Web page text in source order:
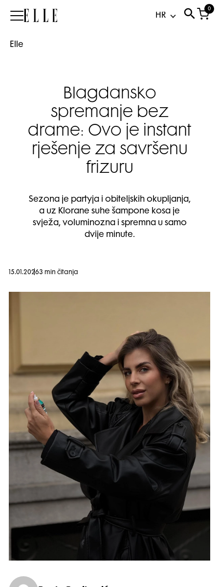
Elle
0
Elle
Blagdansko
spremanje bez
drame: Ovo je instant
rješenje za savršenu
frizuru
Sezona je partyja i obiteljskih okupljanja,
a uz Klorane suhe šampone kosa je
svježa, voluminozna i spremna u samo
dvije minute.
15.01.20263 min čitanja